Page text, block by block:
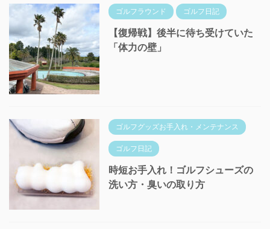
ゴルフラウンド ゴルフ日記
【復帰戦】後半に待ち受けていた
「体力の壁」
ゴルフグッズお手入れ・メンテナンス
ゴルフ日記
時短お手入れ！ゴルフシューズの
洗い方・臭いの取り方